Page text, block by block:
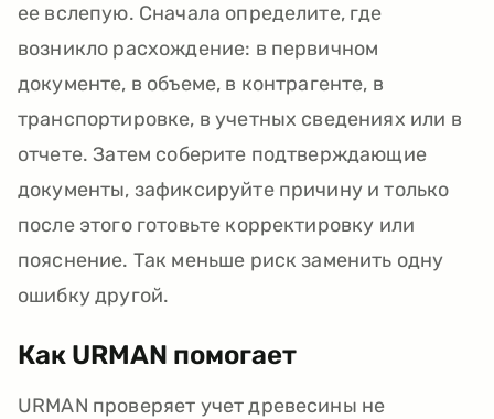
ее вслепую. Сначала определите, где
возникло расхождение: в первичном
документе, в объеме, в контрагенте, в
транспортировке, в учетных сведениях или в
отчете. Затем соберите подтверждающие
документы, зафиксируйте причину и только
после этого готовьте корректировку или
пояснение. Так меньше риск заменить одну
ошибку другой.
Как URMAN помогает
URMAN проверяет учет древесины не